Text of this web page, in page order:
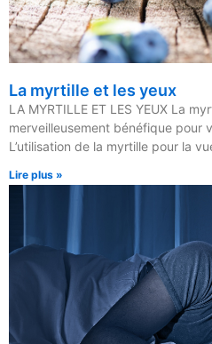
La myrtille et les yeux
LA MYRTILLE ET LES YEUX La
merveilleusement bénéfique pour
L’utilisation de la myrtille pour la
Lire plus »